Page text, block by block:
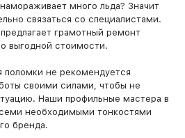
много льда? Значит
связаться со специалистами.
грамотный ремонт
выгодной стоимости.
поломки не рекомендуется
своими силами, чтобы не
Наши профильные мастера в
необходимыми тонкостями
бренда.